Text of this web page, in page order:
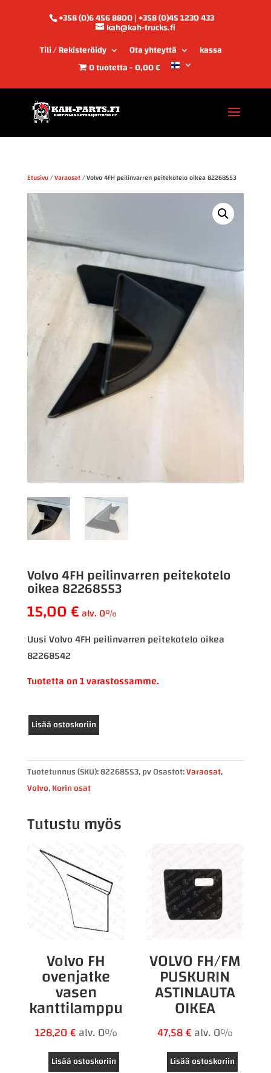
+358 (0)6 456 8800 | +358 (0)45 1230 433
kah@kah-trucks.fi
Tili / Rekisteröidy
Ota yhteyttä
kassa
0 tuotetta 0,00 €
Etusivu/Varaosat/ Volvo 4FH peilinvarren peitekotelo oikea 82268553
Volvo 4FH peilinvarren peitekotelo
oikea 82268553
15,00€alv. 0%
Uusi Volvo 4FH peilinvarren peitekotelo oikea
82268542
Tuotetta on 1 varastossamme.
Volvo
4FH
peitekotelo
oikea
määrä
Lisää ostoskoriin
Tuotetunnus (SKU):82268553, pvOsastot:Varaosat,
Volvo,Korin osat
Tutustu myös
Volvo FH
ovenjatke
vasen
kanttilamppu
128,20€alv. 0%
Lisää ostoskoriin
VOLVO FH/FM
PUSKURIN
ASTINLAUTA
OIKEA
47,58€alv. 0%
Lisää ostoskoriin